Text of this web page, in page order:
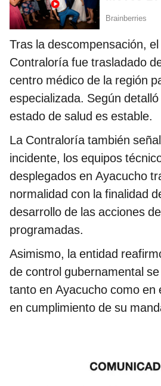
Tras la descompensación,
Contraloría fue trasladado
centro médico de la región
especializada. Según
estado de salud es estable.
La Contraloría también
incidente, los equipos
desplegados en Ayacucho
normalidad con la finalidad
desarrollo de las acciones
programadas.
Asimismo, la entidad
de control gubernamental
tanto en Ayacucho como en
en cumplimiento de su